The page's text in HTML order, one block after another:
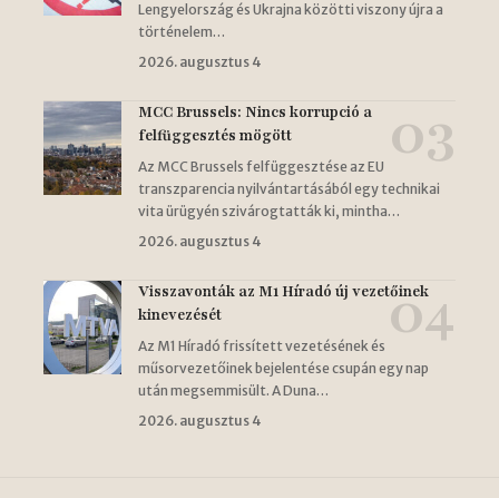
Lengyelország és Ukrajna közötti viszony újra a
történelem…
2026. augusztus 4
MCC Brussels: Nincs korrupció a
felfüggesztés mögött
Az MCC Brussels felfüggesztése az EU
transzparencia nyilvántartásából egy technikai
vita ürügyén szivárogtatták ki, mintha…
2026. augusztus 4
Visszavonták az M1 Híradó új vezetőinek
kinevezését
Az M1 Híradó frissített vezetésének és
műsorvezetőinek bejelentése csupán egy nap
után megsemmisült. A Duna…
2026. augusztus 4